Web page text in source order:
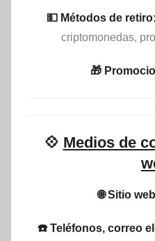
💵​ Métodos de retiro:
criptomonedas,
🎁
💠 Medios de
🌐 Sitio
☎️ Teléfonos, correo